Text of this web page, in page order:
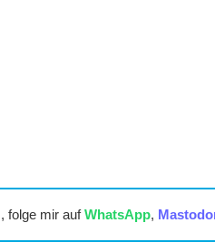
folge mir aufWhatsApp,